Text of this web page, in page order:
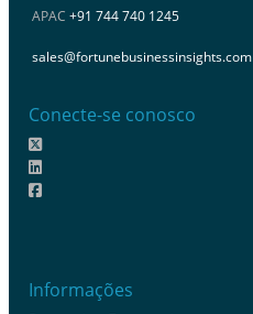
APAC +91 744 740 1245
sales@fortunebusinessinsights.com
Conecte-se conosco
Informações